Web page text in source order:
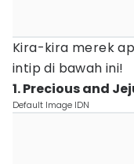
Kira-kira merek
intip di bawah ini!
1. Precious and
Default Image IDN